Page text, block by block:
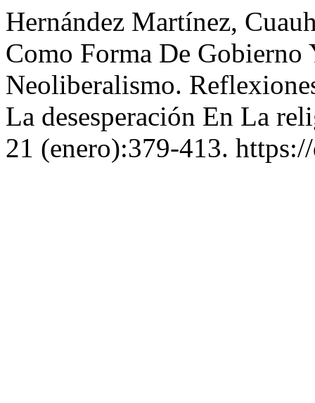
Hernández Martínez,
Como Forma De
Neoliberalismo.
La desesperación En La
21 (enero):379-413.